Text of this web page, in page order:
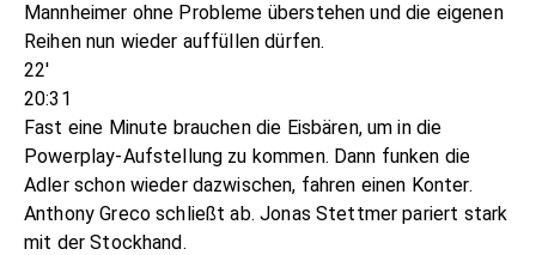
Mannheimer ohne Probleme überstehen und die eigenen
Reihen nun wieder auffüllen dürfen.
22'
20:31
Fast eine Minute brauchen die Eisbären, um in die
Powerplay-Aufstellung zu kommen. Dann funken die
Adler schon wieder dazwischen, fahren einen Konter.
Anthony Greco schließt ab. Jonas Stettmer pariert stark
mit der Stockhand.